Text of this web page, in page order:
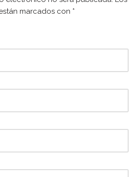
p
marcados con *